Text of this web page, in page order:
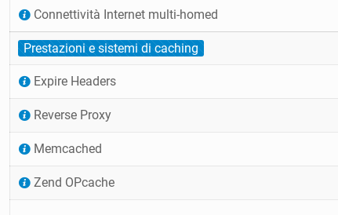
Connettività Internet multi-homed
Prestazioni e sistemi di caching
Expire Headers
Reverse Proxy
Memcached
Zend OPcache